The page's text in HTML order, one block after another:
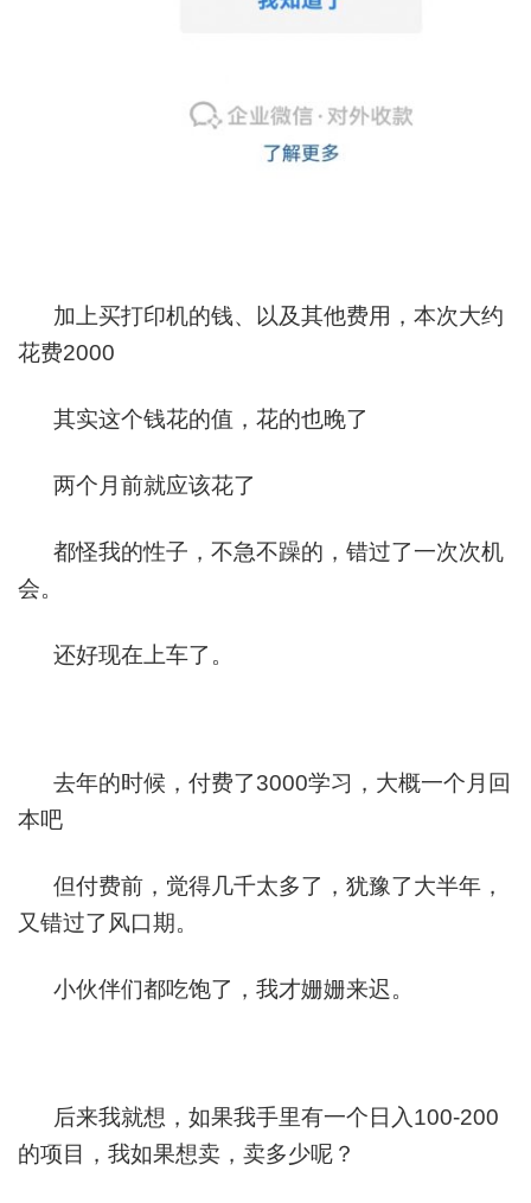
加上买打印机的钱、以及其他费用，本次大约
花费2000
其实这个钱花的值，花的也晚了
两个月前就应该花了
都怪我的性子，不急不躁的，错过了一次次机
会。
还好现在上车了。
去年的时候，付费了3000学习，大概一个月回
本吧
但付费前，觉得几千太多了，犹豫了大半年，
又错过了风口期。
小伙伴们都吃饱了，我才姗姗来迟。
后来我就想，如果我手里有一个日入100-200
的项目，我如果想卖，卖多少呢？